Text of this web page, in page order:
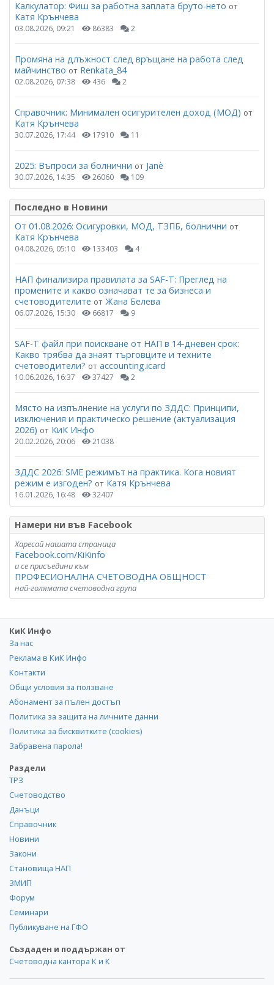
Калкулатор: Фиш за работна заплата бруто-нето от
Катя Крънчева
03.08.2026, 09:21 86383 2
Промяна на длъжност след връщане на работа след
майчинство от Renkata_84
02.08.2026, 07:38 436 2
Справочник: Минимален осигурителен доход (МОД) от
Катя Крънчева
30.07.2026, 17:44 17910 11
2025: Въпроси за болнични от Janѐ
30.07.2026, 14:35 26060 109
Последно в Новини
От 01.08.2026: Осигуровки, МОД, ТЗПБ, болнични от
Катя Крънчева
04.08.2026, 05:10 133403 4
НАП финализира правилата за SAF-T: Преглед на
промените и какво означават те за бизнеса и
счетоводителите от Жана Белева
06.07.2026, 15:30 66817 9
SAF-T файл при поискване от НАП в 14-дневен срок:
Какво трябва да знаят търговците и техните
счетоводители? от accounting.icard
10.06.2026, 16:37 37427 2
Място на изпълнение на услуги по ЗДДС: Принципи,
изключения и практическо решение (актуализация
2026) от КиК Инфо
20.02.2026, 20:06 21038
ЗДДС 2026: SME режимът на практика. Кога новият
режим е изгоден? от Катя Крънчева
16.01.2026, 16:48 32407
Намери ни във Facebook
Харесай нашата страница
Facebook.com/KiKinfo
и се присъедини към
ПРОФЕСИОНАЛНА СЧЕТОВОДНА ОБЩНОСТ
най-голямата счетоводна група
КиК Инфо
За нас
Реклама в КиК Инфо
Контакти
Общи условия за ползване
Абонамент за пълен достъп
Политика за защита на личните данни
Политика за бисквитките (cookies)
Забравена парола!
Раздели
ТРЗ
Счетоводство
Данъци
Справочник
Новини
Закони
Становища НАП
ЗМИП
Форум
Семинари
Публикуване на ГФО
Създаден и поддържан от
Счетоводна кантора К и К